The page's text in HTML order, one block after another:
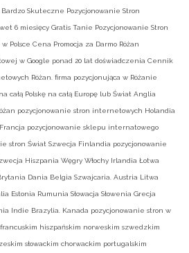
Bardzo Skuteczne Pozycjonowanie Stron
6 miesięcy Gratis Tanie Pozycjonowanie Stron
Polsce Cena Promocja za Darmo Różan
w Google ponad 20 lat doświadczenia Cennik
Różan. firma pozycjonująca w Różanie
całą Polskę na całą Europę lub Świat Anglia
pozycjonowanie stron internetowych Holandia
pozycjonowanie sklepu internatowego
stron Świat Szwecja Finlandia pozycjonowanie
Hiszpania Węgry Włochy Irlandia Łotwa
Dania Belgia Szwajcaria. Austria Litwa
Estonia Rumunia Słowacja Słowenia Grecja
Indie Brazylia. Kanada pozycjonowanie stron w
hiszpańskim norweskim szwedzkim
słowackim chorwackim portugalskim